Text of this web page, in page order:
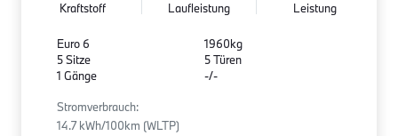
Kraftstoff Laufleistung Leistung
Euro 6
5 Sitze
1 Gänge
1960kg
5 Türen
-/-
Stromverbrauch:
14.7 kWh/100km (WLTP)